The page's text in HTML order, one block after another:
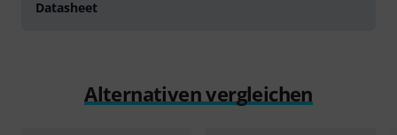
Datasheet
Alternativen vergleichen